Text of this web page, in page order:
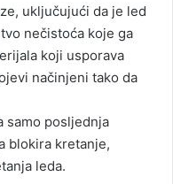
uključujući da je led
nečistoća koje ga
koji usporava
načinjeni tako da
samo posljednja
blokira kretanje,
leda.